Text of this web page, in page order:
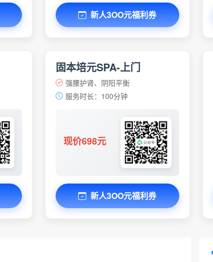
新人3OO元福利券
固本培元SPA-上门
强腰护肾、阴阳平衡
服务时长：100分钟
现价698元
新人3OO元福利券